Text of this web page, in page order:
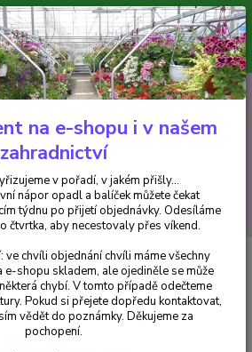
pro odeslání z e-shopu je 300 Kč.
objednávek opadl a balíček můžete čekat
týdnu po přijetí objednávky. Objednávky
v pořadí, v jakém přišly...
CZK
Hledat
0ks
za0 Kč
Bella Gold - 3226
Bella Gold - 3226
na e-shopu i v našem
zahradnictví
v pořadí, v jakém přišly...
nápor opadl a balíček můžete čekat
týdnu po přijetí objednávky. Odesíláme
čtvrtka, aby necestovaly přes víkend.
ve chvíli objednání chvíli máme všechny
e-shopu skladem, ale ojediněle se může
chybí. V tomto případě odečteme
Pokud si přejete dopředu kontaktovat,
vědět do poznámky. Děkujeme za
pochopení.